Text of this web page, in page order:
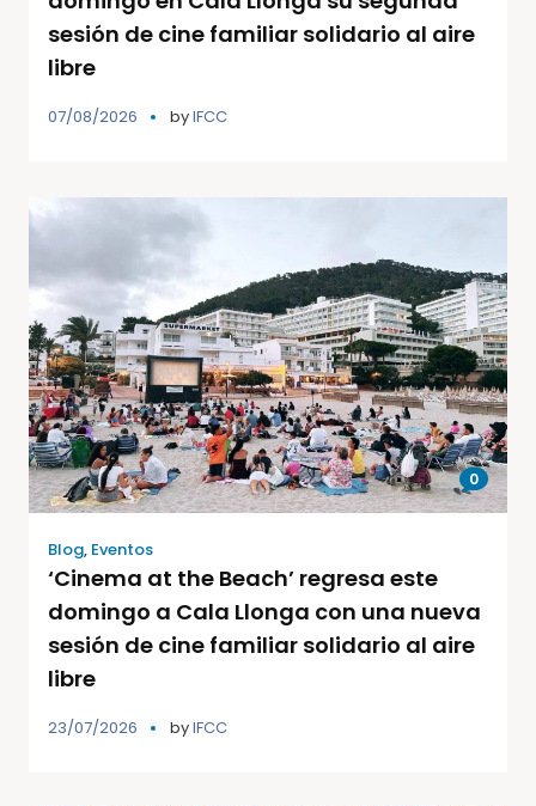
sesión de cine familiar solidario al aire
libre
07/08/2026 byIFCC
0
Blog, Eventos
‘Cinema at the Beach’ regresa este
domingo a Cala Llonga con una nueva
sesión de cine familiar solidario al aire
libre
23/07/2026 byIFCC